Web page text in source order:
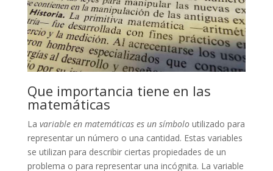
Que importancia tiene en las
matemáticas
La variable en matemáticas es un símboloutilizado para
representar un número o una cantidad. Estas variables
se utilizan para describir ciertas propiedades de un
problema o para representar una incógnita. La variable